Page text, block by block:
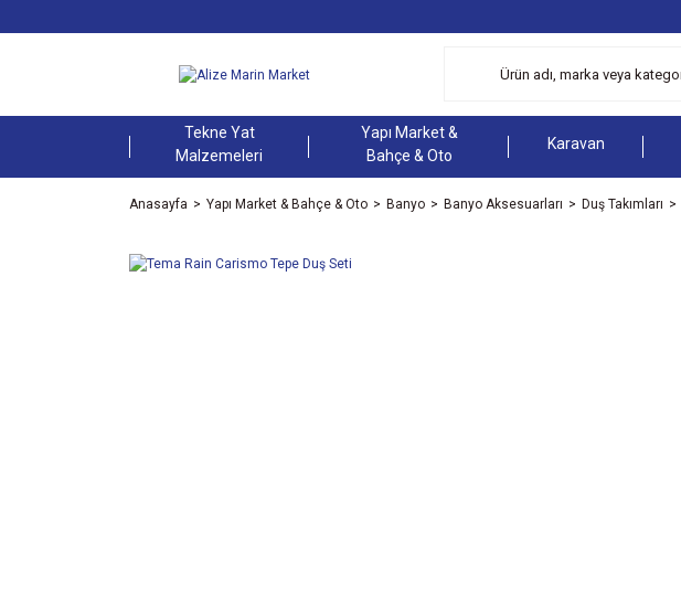
Tekne Yat
Malzemeleri
Yapı Market &
Bahçe & Oto
Karavan
Anasayfa Yapı Market & Bahçe & Oto Banyo Banyo Aksesuarları Duş Takımları